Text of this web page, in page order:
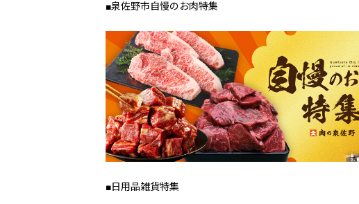
■泉佐野市自慢のお肉特集
■日用品雑貨特集